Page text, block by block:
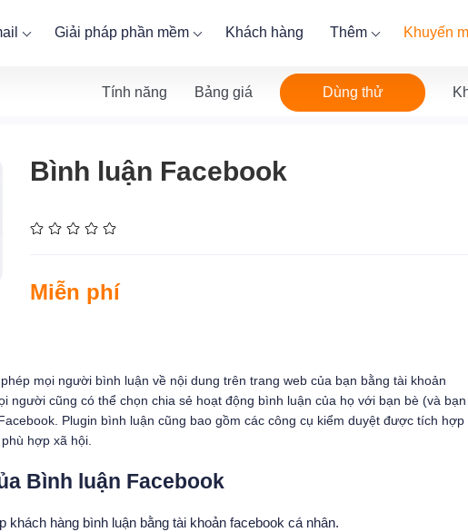
Giải pháp phần mềm Khách hàng Thêm Khuyến
Tính năng Bảng giá Dùng thử
Bình luận Facebook
Miễn phí
mọi người bình luận về nội dung trên trang web của bạn bằng tài khoản
người cũng có thể chọn chia sẻ hoạt động bình luận của họ với bạn bè (và bạn
Plugin bình luận cũng bao gồm các công cụ kiểm duyệt được tích hợp
hợp xã hội.
Bình luận Facebook
khách hàng bình luận bằng tài khoản facebook cá nhân.